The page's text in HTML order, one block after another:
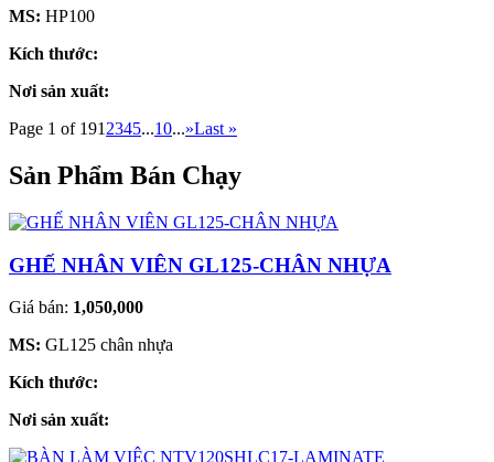
MS: HP100
Kích thước:
Nơi sản xuất:
Page 1 of 191 2345...10...»Last »
Sản Phẩm Bán Chạy
GHẾ NHÂN VIÊN GL125-CHÂN NHỰA
Giá bán: 1,050,000
MS: GL125 chân nhựa
Kích thước:
Nơi sản xuất: